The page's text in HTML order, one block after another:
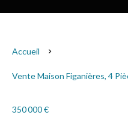
Accueil
Vente Maison Figanières, 4
350 000 €